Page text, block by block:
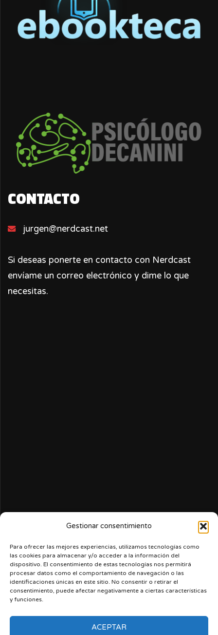
Gestionar consentimiento
Para ofrecer las mejores experiencias, utilizamos tecnologías como
las cookies para almacenar y/o acceder a la información del
dispositivo. El consentimiento de estas tecnologías nos permitirá
procesar datos como el comportamiento de navegación o las
identificaciones únicas en este sitio. No consentir o retirar el
consentimiento, puede afectar negativamente a ciertas características
y funciones.
ACEPTAR
CONTACTO
jurgen@nerdcast.net
Si deseas ponerte en contacto con Nerdcast
envíame un correo electrónico y dime lo que
necesitas.
Acerca de nosotros